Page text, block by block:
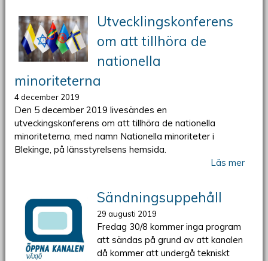
Utvecklingskonferens
om att tillhöra de
nationella
minoriteterna
4 december 2019
Den 5 december 2019 livesändes en
utveckingskonferens om att tillhöra de nationella
minoriteterna, med namn Nationella minoriteter i
Blekinge, på länsstyrelsens hemsida.
Läs mer
Sändningsuppehåll
29 augusti 2019
Fredag 30/8 kommer inga program
att sändas på grund av att kanalen
då kommer att undergå tekniskt